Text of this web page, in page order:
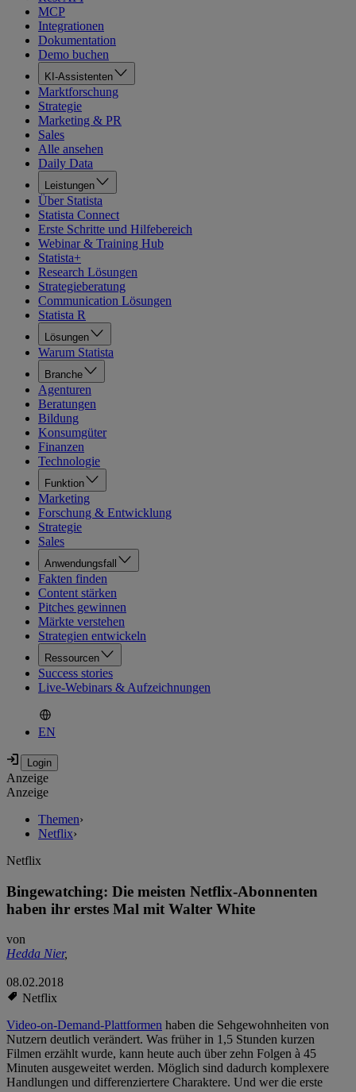
MCP
Integrationen
Dokumentation
Demo buchen
KI-Assistenten
Marktforschung
Strategie
Marketing & PR
Sales
Alle ansehen
Daily Data
Leistungen
Über Statista
Statista Connect
Erste Schritte und Hilfebereich
Webinar & Training Hub
Statista+
Research Lösungen
Strategieberatung
Communication Lösungen
Statista R
Lösungen
Warum Statista
Branche
Agenturen
Beratungen
Bildung
Konsumgüter
Finanzen
Technologie
Funktion
Marketing
Forschung & Entwicklung
Strategie
Sales
Anwendungsfall
Fakten finden
Content stärken
Pitches gewinnen
Märkte verstehen
Strategien entwickeln
Ressourcen
Success stories
Live-Webinars & Aufzeichnungen
EN
Anzeige
Anzeige
Themen›
Netflix›
Netflix
Bingewatching: Die meisten Netflix-Abonnenten
haben ihr erstes Mal mit Walter White
von
Hedda Nier,
08.02.2018
Netflix
Video-on-Demand-Plattformen haben die Sehgewohnheiten von
Nutzern deutlich verändert. Was früher in 1,5 Stunden kurzen
Filmen erzählt wurde, kann heute auch über zehn Folgen à 45
Minuten ausgeweitet werden. Möglich sind dadurch komplexere
Handlungen und differenziertere Charaktere. Und wer die erste